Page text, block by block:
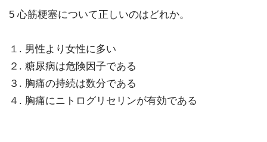
5 心筋梗塞について正しいのはどれか。
１. 男性より女性に多い
２. 糖尿病は危険因子である
３. 胸痛の持続は数分である
４. 胸痛にニトログリセリンが有効である